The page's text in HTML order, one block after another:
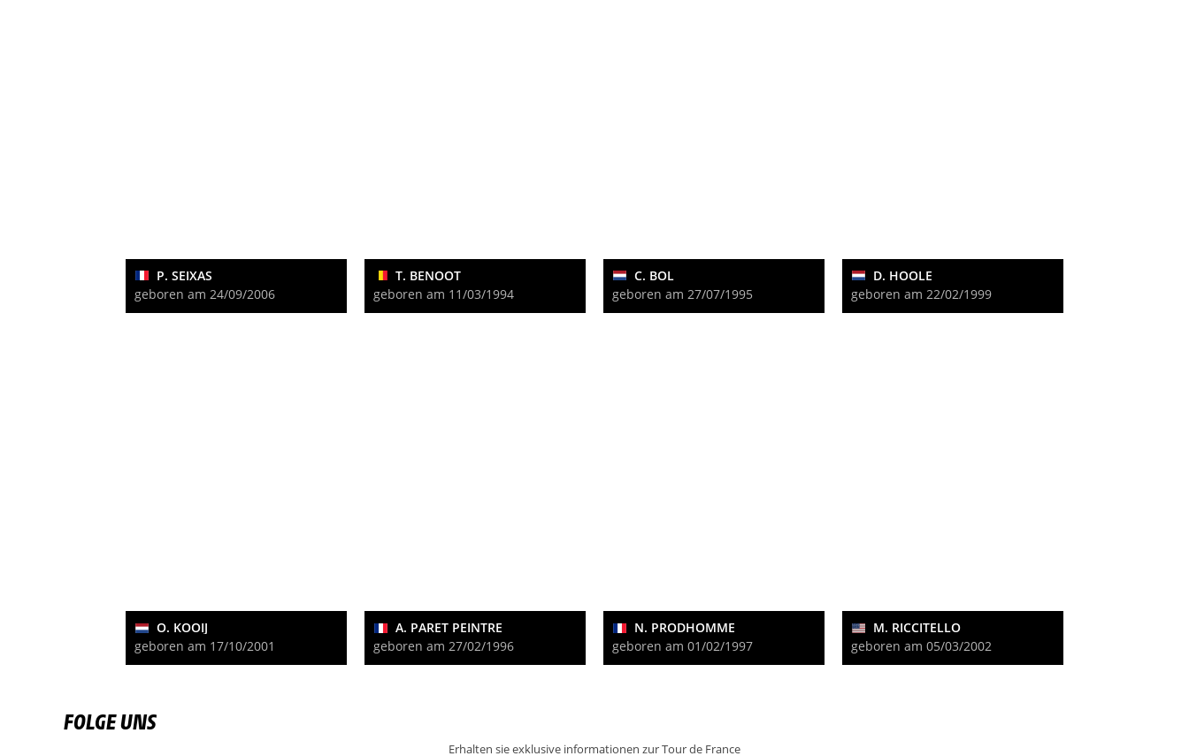
P. SEIXAS
geboren am 24/09/2006
T. BENOOT
geboren am 11/03/1994
C. BOL
geboren am 27/07/1995
D. HOOLE
geboren am 22/02/1999
O. KOOIJ
geboren am 17/10/2001
A. PARET PEINTRE
geboren am 27/02/1996
N. PRODHOMME
geboren am 01/02/1997
M. RICCITELLO
geboren am 05/03/2002
FOLGE UNS
Erhalten sie exklusive informationen zur Tour de France